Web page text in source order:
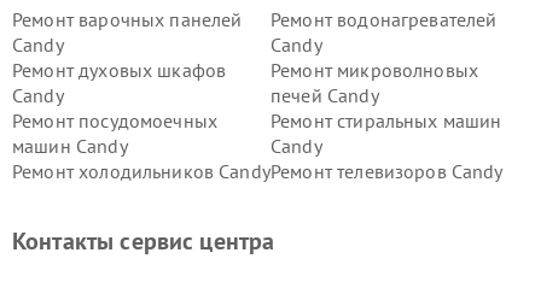
Ремонт варочных панелей
Candy
Ремонт водонагревателей
Candy
Ремонт духовых шкафов
Candy
Ремонт микроволновых
печей Candy
Ремонт посудомоечных
машин Candy
Ремонт стиральных машин
Candy
Ремонт холодильников CandyРемонт телевизоров Candy
Контакты сервис центра